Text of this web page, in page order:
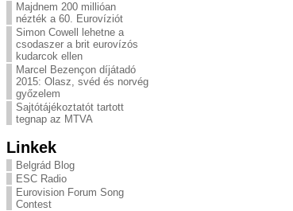
Majdnem 200 millióan
nézték a 60. Eurovíziót
Simon Cowell lehetne a
csodaszer a brit eurovízós
kudarcok ellen
Marcel Bezençon díjátadó
2015: Olasz, svéd és norvég
győzelem
Sajtótájékoztatót tartott
tegnap az MTVA
Linkek
Belgrád Blog
ESC Radio
Eurovision Forum Song
Contest